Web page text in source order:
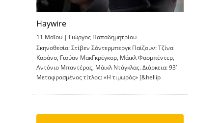
Haywire
11 Μαΐου | Γιώργος Παπαδημητρίου
Σκηνοθεσία: Στίβεν Σόντερμπεργκ Παίζουν: Τζίνα
Καράνο, Γιούαν ΜακΓκρέγκορ, Μάικλ Φασμπέντερ,
Αντόνιο Μπαντέρας, Μάικλ Ντάγκλας. Διάρκεια: 93’
Μεταφρασμένος τίτλος: «Η τιμωρός» [&hellip